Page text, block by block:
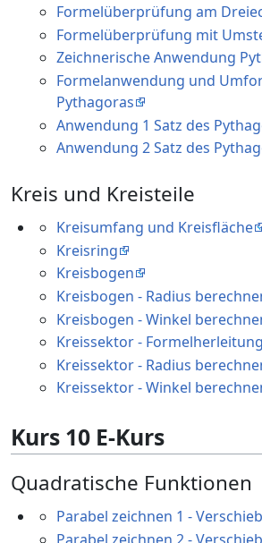
Formelüberprüfung am
Formelüberprüfung mit
Zeichnerische Anwendung
Formelanwendung und
Pythagoras
Anwendung 1 Satz des
Anwendung 2 Satz des
Kreis und Kreisteile
Kreisumfang und Kreisfläche
Kreisring
Kreisbogen
Kreisbogen - Radius
Kreisbogen - Winkel
Kreissektor - Formelherleitung
Kreissektor - Radius
Kreissektor - Winkel
Kurs 10 E-Kurs
Quadratische Funktionen
Parabel zeichnen 1 -
Parabel zeichnen 2 -